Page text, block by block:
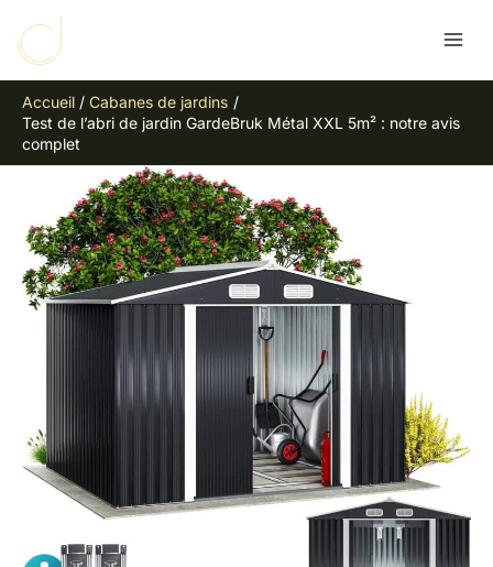
contenu
Accueil
Cabanes de jardins
Test de l’abri de jardin GardeBruk Métal XXL 5m² : notre avis
complet
e
h
e
r
h
r